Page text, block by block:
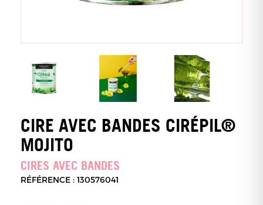
CIRE AVEC BANDES CIRÉPIL®
MOJITO
CIRES AVEC BANDES
RÉFÉRENCE : 130576041